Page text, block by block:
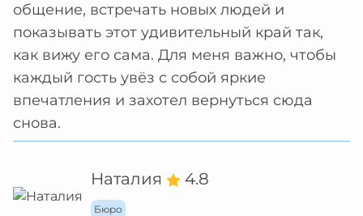
общение, встречать новых людей и
показывать этот удивительный край так,
как вижу его сама. Для меня важно, чтобы
каждый гость увёз с собой яркие
впечатления и захотел вернуться сюда
снова.
Наталия 4.8
Бюро